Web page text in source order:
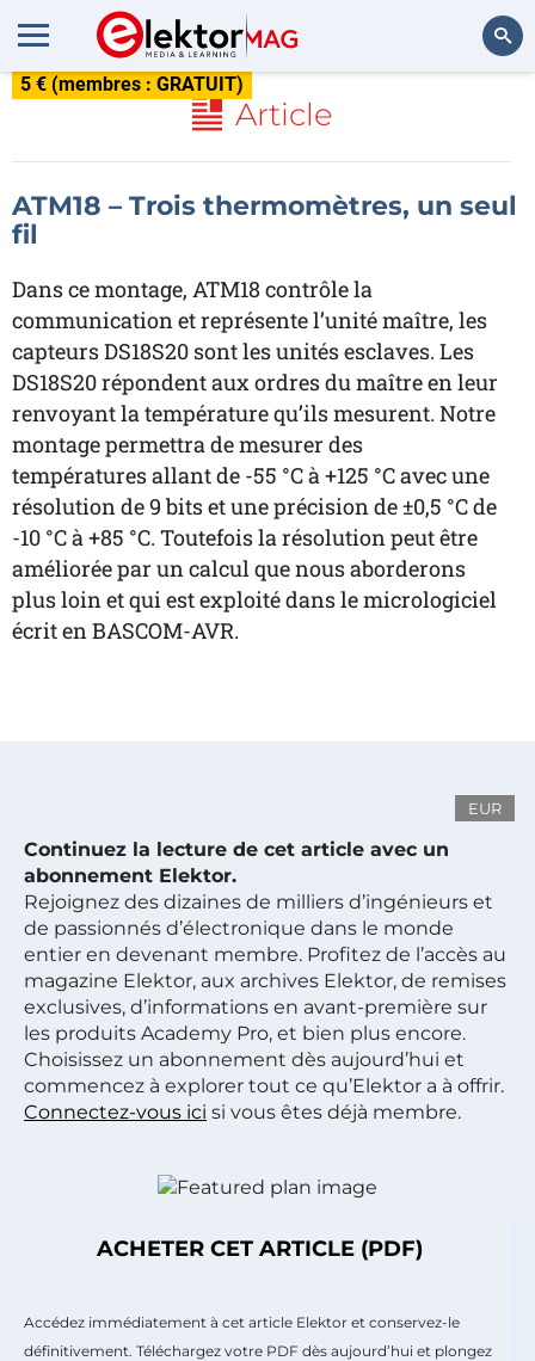
5 € (membres : GRATUIT)
Article
ATM18 – Trois thermomètres, un seul
fil
Dans ce montage, ATM18 contrôle la
communication et représente l’unité maître, les
capteurs DS18S20 sont les unités esclaves. Les
DS18S20 répondent aux ordres du maître en leur
renvoyant la température qu’ils mesurent. Notre
montage permettra de mesurer des
températures allant de -55 °C à +125 °C avec une
résolution de 9 bits et une précision de ±0,5 °C de
-10 °C à +85 °C. Toutefois la résolution peut être
améliorée par un calcul que nous aborderons
plus loin et qui est exploité dans le micrologiciel
écrit en BASCOM-AVR.
EUR
Continuez la lecture de cet article avec un
abonnement Elektor.
Rejoignez des dizaines de milliers d’ingénieurs et
de passionnés d’électronique dans le monde
entier en devenant membre. Profitez de l’accès au
magazine Elektor, aux archives Elektor, de remises
exclusives, d’informations en avant-première sur
les produits Academy Pro, et bien plus encore.
Choisissez un abonnement dès aujourd’hui et
commencez à explorer tout ce qu’Elektor a à offrir.
Connectez-vous ici si vous êtes déjà membre.
ACHETER CET ARTICLE (PDF)
Accédez immédiatement à cet article Elektor et conservez-le
définitivement. Téléchargez votre PDF dès aujourd’hui et plongez